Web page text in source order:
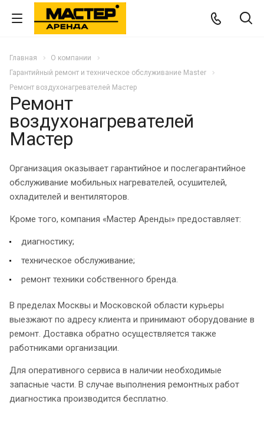
Главная
О компании
Гарантийный ремонт и техническое обслуживание Master
Ремонт воздухонагревателей Мастер
Ремонт
воздухонагревателей
Мастер
Организация оказывает гарантийное и послегарантийное
обслуживание мобильных нагревателей, осушителей,
охладителей и вентиляторов.
Кроме того, компания «Мастер Аренды» предоставляет:
диагностику;
техническое обслуживание;
ремонт техники собственного бренда.
В пределах Москвы и Московской области курьеры
выезжают по адресу клиента и принимают оборудование в
ремонт. Доставка обратно осуществляется также
работниками организации.
Для оперативного сервиса в наличии необходимые
запасные части. В случае выполнения ремонтных работ
диагностика производится бесплатно.